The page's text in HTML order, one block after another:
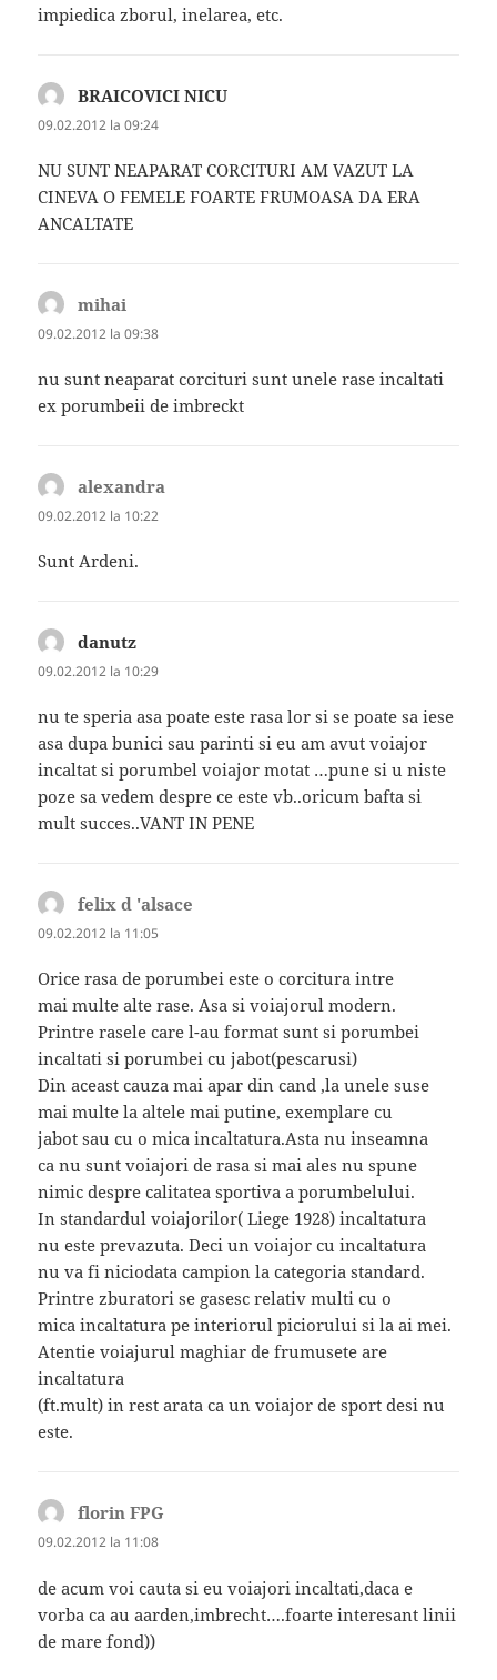
impiedica zborul, inelarea, etc.
BRAICOVICI NICU
09.02.2012 la 09:24
NU SUNT NEAPARAT CORCITURI AM VAZUT LA
CINEVA O FEMELE FOARTE FRUMOASA DA ERA
ANCALTATE
mihai
09.02.2012 la 09:38
nu sunt neaparat corcituri sunt unele rase incaltati
ex porumbeii de imbreckt
alexandra
09.02.2012 la 10:22
Sunt Ardeni.
danutz
09.02.2012 la 10:29
nu te speria asa poate este rasa lor si se poate sa iese
asa dupa bunici sau parinti si eu am avut voiajor
incaltat si porumbel voiajor motat …pune si u niste
poze sa vedem despre ce este vb..oricum bafta si
mult succes..VANT IN PENE
felix d 'alsace
09.02.2012 la 11:05
Orice rasa de porumbei este o corcitura intre
mai multe alte rase. Asa si voiajorul modern.
Printre rasele care l-au format sunt si porumbei
incaltati si porumbei cu jabot(pescarusi)
Din aceast cauza mai apar din cand ,la unele suse
mai multe la altele mai putine, exemplare cu
jabot sau cu o mica incaltatura.Asta nu inseamna
ca nu sunt voiajori de rasa si mai ales nu spune
nimic despre calitatea sportiva a porumbelului.
In standardul voiajorilor( Liege 1928) incaltatura
nu este prevazuta. Deci un voiajor cu incaltatura
nu va fi niciodata campion la categoria standard.
Printre zburatori se gasesc relativ multi cu o
mica incaltatura pe interiorul piciorului si la ai mei.
Atentie voiajurul maghiar de frumusete are
incaltatura
(ft.mult) in rest arata ca un voiajor de sport desi nu
este.
florin FPG
09.02.2012 la 11:08
de acum voi cauta si eu voiajori incaltati,daca e
vorba ca au aarden,imbrecht….foarte interesant linii
de mare fond))